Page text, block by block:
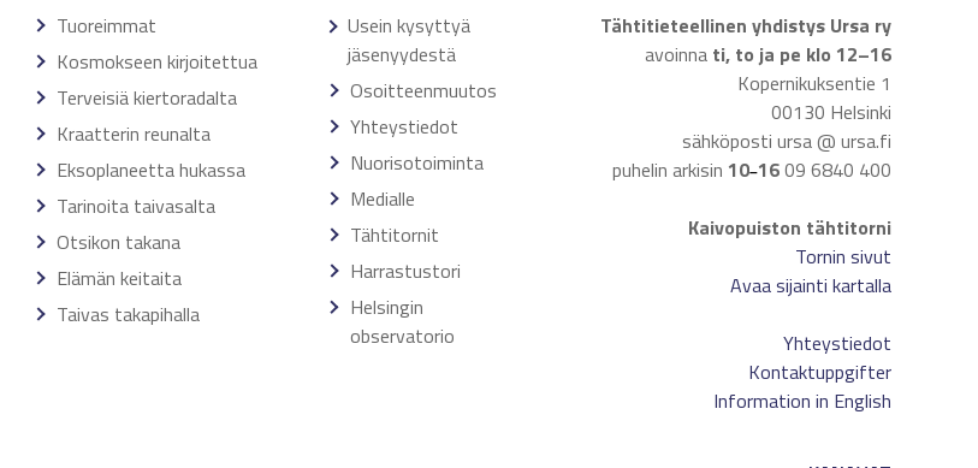
Tuoreimmat
Kosmokseen kirjoitettua
Terveisiä kiertoradalta
Kraatterin reunalta
Eksoplaneetta hukassa
Tarinoita taivasalta
Otsikon takana
Elämän keitaita
Taivas takapihalla
Usein kysyttyä
jäsenyydestä
Osoitteenmuutos
Yhteystiedot
Nuorisotoiminta
Medialle
Tähtitornit
Harrastustori
Helsingin
observatorio
Tähtitieteellinen yhdistys Ursa ry
avoinna ti, to ja pe klo 12–16
Kopernikuksentie 1
00130 Helsinki
sähköposti ursa @ ursa.fi
puhelin arkisin 10–1609 6840 400
Kaivopuiston tähtitorni
Tornin sivut
Avaa sijainti kartalla
Yhteystiedot
Kontaktuppgifter
Information in English